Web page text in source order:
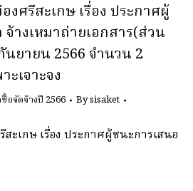
งศรีสะเกษ เรื่อง ประกาศผู้
างเหมาถ่ายเอกสาร(ส่วน
นยายน 2566 จำนวน 2
ะเจาะจง
อจัดจ้างปี 2566 Bysisaket
ะเกษ เรื่อง ประกาศผู้ชนะการเสนอ